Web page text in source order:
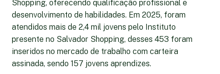
Shopping, oferecendo qualificação profissional e
desenvolvimento de habilidades. Em 2025, foram
atendidos mais de 2,4 mil jovens pelo Instituto
presente no Salvador Shopping, desses 453 foram
inseridos no mercado de trabalho com carteira
assinada, sendo 157 jovens aprendizes.